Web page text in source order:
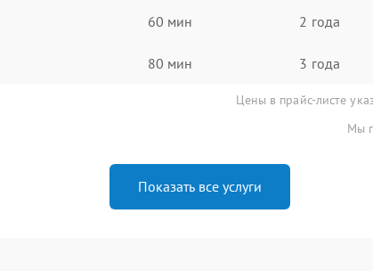
60 мин 2 года
80 мин 3 года
Цены в прайс-листе
Мы
Показать все услуги